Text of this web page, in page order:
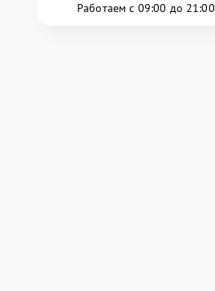
Работаем с 09:00 до 21:00